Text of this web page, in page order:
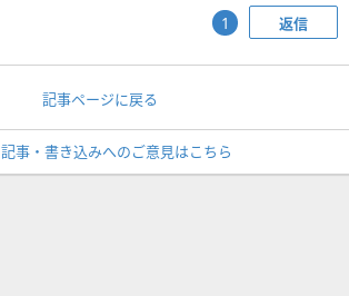
返信
1
記事ページに戻る
記事・書き込みへのご意見はこちら